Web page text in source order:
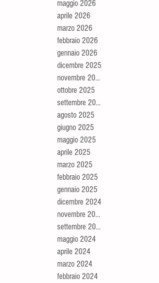
maggio 2026
aprile 2026
marzo 2026
febbraio 2026
gennaio 2026
dicembre 2025
novembre 2025
ottobre 2025
settembre 2025
agosto 2025
giugno 2025
maggio 2025
aprile 2025
marzo 2025
febbraio 2025
gennaio 2025
dicembre 2024
novembre 2024
settembre 2024
maggio 2024
aprile 2024
marzo 2024
febbraio 2024